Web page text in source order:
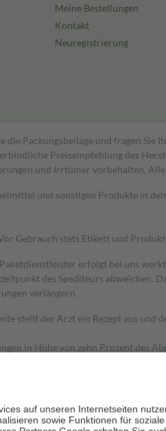
Meine Bestellungen
Kontakt
Neuregistrierung
die Packungsbeilage und fragen
Preisempfehlung des
und Irrtümer vorbehalten.
und sonstigen Produkte in
Gebrauch stets Etikett und
erfolgt bei uns
des Spediteurs abweichen.
verlängern.
stellt der Arzt ein Rezept aus und
in Höhe von zehn Prozent des
Online-Apotheken.
ihre eigene Gesundheit zu stärken
18. Lebensjahr mit